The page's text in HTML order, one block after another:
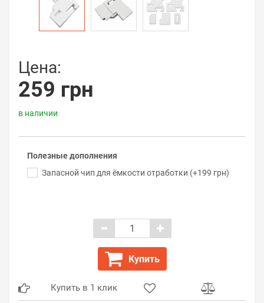
Цена:
259 грн
в наличии
Полезные дополнения
Запасной чип для ёмкости отработки (+199 грн)
Купить
Купить в 1 клик